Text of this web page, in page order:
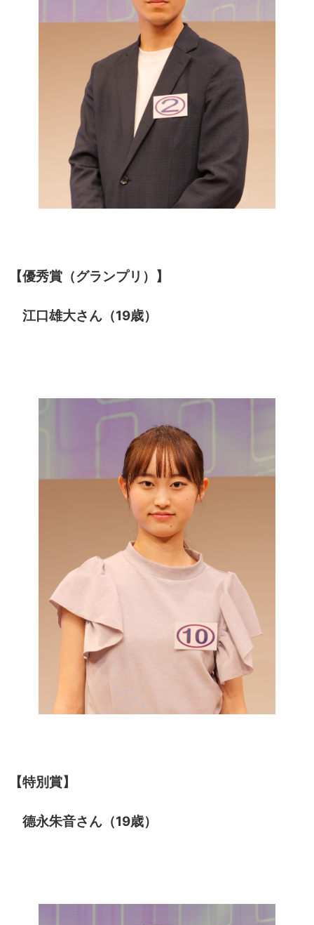
【優秀賞（グランプリ）】
江口雄大さん（19歳）
【特別賞】
德永朱音さん（19歳）